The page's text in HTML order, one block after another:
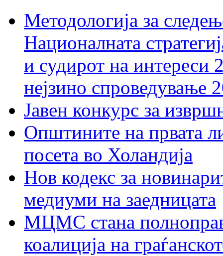
Методологија за
Националната
и судирот на интереси
нејзино спроведување
Јавен конкурс за
Општините на првата
посета во Холандија
Нов кодекс за
медиуми на заедницата
МЦМС стана
коалиција на